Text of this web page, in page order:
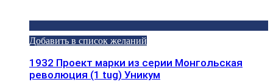
Добавить в список желаний
1932 Проект марки из серии Монгольская
революция (1 tug) Уникум